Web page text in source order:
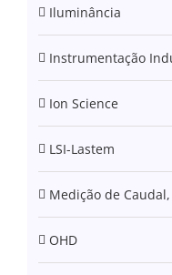
Iluminância
Instrumentação
Ion Science
LSI-Lastem
Medição de
OHD